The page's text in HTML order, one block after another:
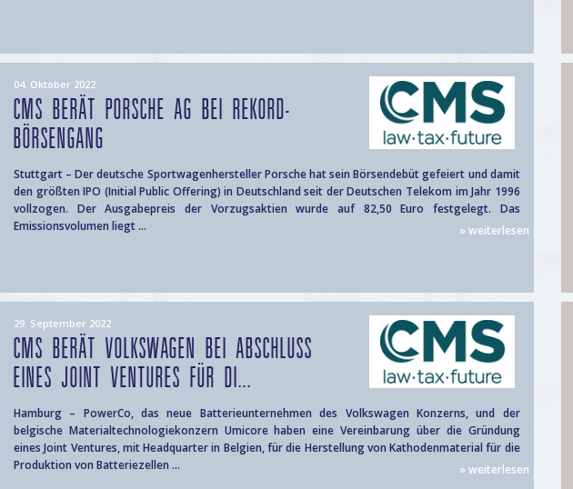
04. Oktober 2022
CMS BERÄT PORSCHE AG BEI REKORD-
BÖRSENGANG
Stuttgart – Der deutsche Sportwagenhersteller Porsche hat sein Börsendebüt gefeiert und damit
den größten IPO (Initial Public Offering) in Deutschland seit der Deutschen Telekom im Jahr 1996
vollzogen. Der Ausgabepreis der Vorzugsaktien wurde auf 82,50 Euro festgelegt. Das
Emissionsvolumen liegt ...
» weiterlesen
29. September 2022
CMS BERÄT VOLKSWAGEN BEI ABSCHLUSS
EINES JOINT VENTURES FÜR DI...
Hamburg – PowerCo, das neue Batterieunternehmen des Volkswagen Konzerns, und der
belgische Materialtechnologiekonzern Umicore haben eine Vereinbarung über die Gründung
eines Joint Ventures, mit Headquarter in Belgien, für die Herstellung von Kathodenmaterial für die
Produktion von Batteriezellen ...
» weiterlesen